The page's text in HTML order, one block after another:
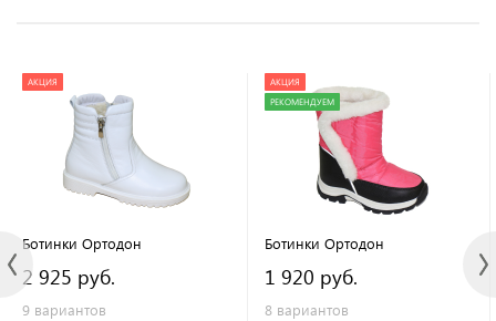
АКЦИЯ
Ботинки Ортодон
2 925 руб.
9 вариантов
АКЦИЯ
РЕКОМЕНДУЕМ
Ботинки Ортодон
1 920 руб.
8 вариантов